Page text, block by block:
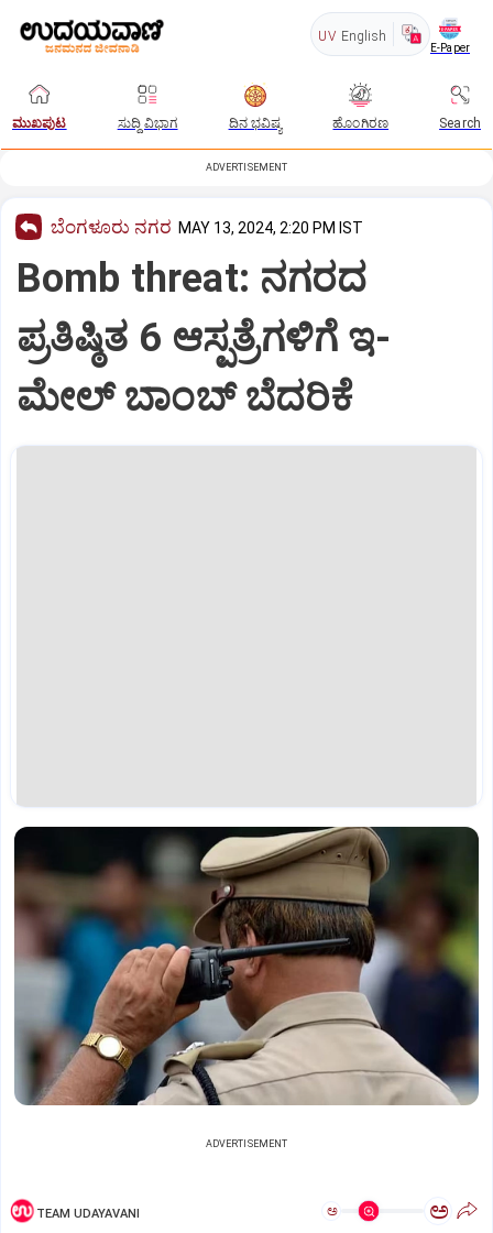
UV English
E-Paper
ಮುಖಪುಟ ಸುದ್ದಿ ವಿಭಾಗ ದಿನ ಭವಿಷ್ಯ ಹೊಂಗಿರಣ Search
ADVERTISEMENT
ಬೆಂಗಳೂರು ನಗರ MAY 13, 2024, 2:20 PM IST
Bomb threat: ನಗರದ
ಪ್ರತಿಷ್ಠಿತ 6 ಆಸ್ಪತ್ರೆಗಳಿಗೆ ಇ-
ಮೇಲ್‌ ಬಾಂಬ್‌ ಬೆದರಿಕೆ
ADVERTISEMENT
TEAM UDAYAVANI ಅ ಅ